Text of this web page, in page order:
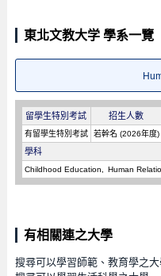
東北文教大学 學系一覽
留學生特別考試 招生人數
有留學生特別考試 若幹名 (2026年度)
學科
Childhood Education Human
有相關連之大學
搜尋可以學習師範、教育學之